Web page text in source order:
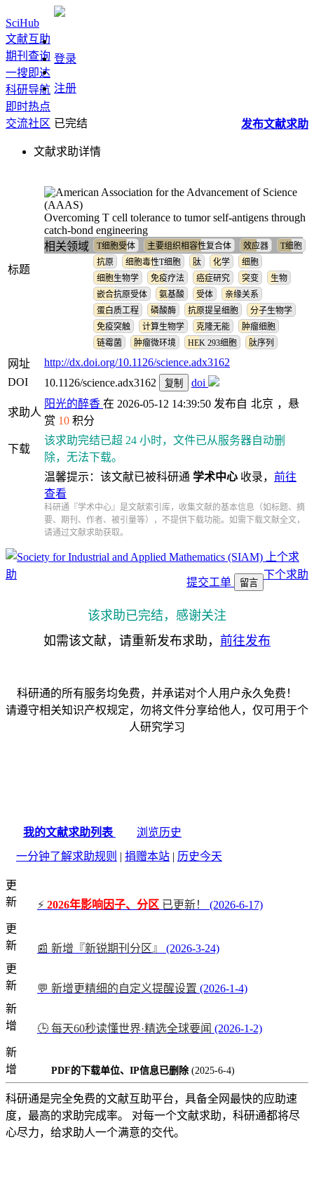
SciHub
文献互助
期刊查询
一搜即达
科研导航
即时热点
交流社区
登录
注册
发布文献求助
已完结
文献求助详情
标题
Overcoming T cell tolerance to tumor self-antigens through
catch-bond engineering
相关领域
T细胞受体 主要组织相容性复合体 效应器
T细胞
抗原
细胞毒性T细胞 肽 化学
细胞
细胞生物学
免疫疗法 癌症研究 突变
生物
嵌合抗原受体
氨基酸 受体
亲缘关系
蛋白质工程
磷酸酶 抗原提呈细胞
分子生物学
免疫突触
计算生物学 克隆无能
肿瘤细胞
链霉菌
肿瘤微环境 HEK 293细胞 肽序列
网址
http://dx.doi.org/10.1126/science.adx3162
DOI
10.1126/science.adx3162 复制 doi
求助人
阳光的醉香 在 2026-05-12 14:39:50 发布自 北京 ，悬
赏 10 积分
下载
该求助完结已超 24 小时，文件已从服务器自动删
除，无法下载。
温馨提示：该文献已被科研通 学术中心 收录， 前往
查看
科研通『学术中心』是文献索引库，收集文献的基本信息（如标题、摘
要、期刊、作者、被引量等），不提供下载功能。如需下载文献全文，
请通过文献求助获取。
上个求
助
下个求助
提交工单 留言
该求助已完结，感谢关注
如需该文献，请重新发布求助， 前往发布
科研通的所有服务均免费，并承诺对个人用户永久免费！
请遵守相关知识产权规定，勿将文件分享给他人，仅可用于个
人研究学习
我的文献求助列表
浏览历史
一分钟了解求助规则 | 捐赠本站 | 历史今天
更
新
⚡ 2026年影响因子、分区 已更新！
(2026-6-17)
更
新
📰 新增『新锐期刊分区』
(2026-3-24)
更
新
💬 新增更精细的自定义提醒设置 (2026-1-4)
新
增
🕒 每天60秒读懂世界·精选全球要闻 (2026-1-2)
新
增
PDF的下载单位、IP信息已删除 (2025-6-4)
科研通是完全免费的文献互助平台，具备全网最快的应助速
度，最高的求助完成率。 对每一个文献求助，科研通都将尽
心尽力，给求助人一个满意的交代。